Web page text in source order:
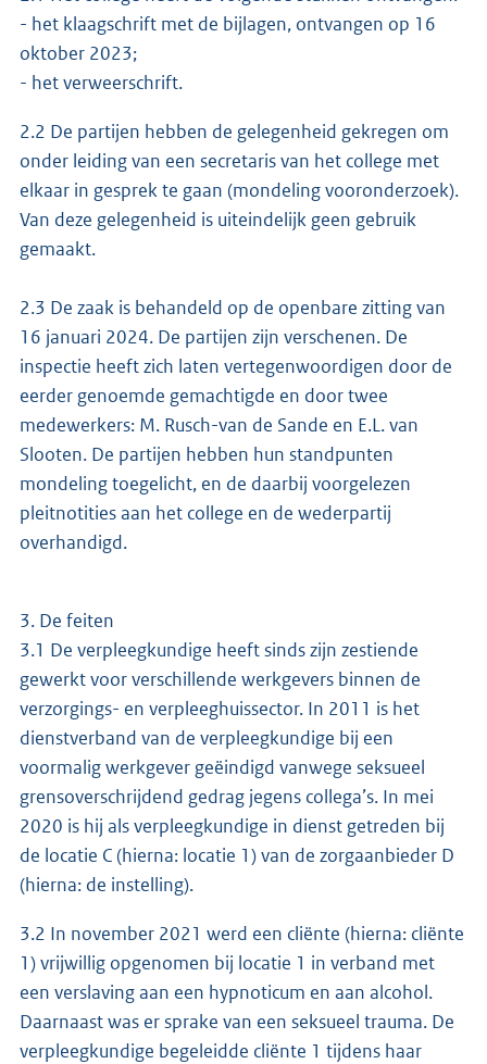
- het klaagschrift met de bijlagen, ontvangen op 16
oktober 2023;
- het verweerschrift.
2.2 De partijen hebben de gelegenheid gekregen om
onder leiding van een secretaris van het college met
elkaar in gesprek te gaan (mondeling vooronderzoek).
Van deze gelegenheid is uiteindelijk geen gebruik
gemaakt.
2.3 De zaak is behandeld op de openbare zitting van
16 januari 2024. De partijen zijn verschenen. De
inspectie heeft zich laten vertegenwoordigen door de
eerder genoemde gemachtigde en door twee
medewerkers: M. Rusch-van de Sande en E.L. van
Slooten. De partijen hebben hun standpunten
mondeling toegelicht, en de daarbij voorgelezen
pleitnotities aan het college en de wederpartij
overhandigd.
3. De feiten
3.1 De verpleegkundige heeft sinds zijn zestiende
gewerkt voor verschillende werkgevers binnen de
verzorgings- en verpleeghuissector. In 2011 is het
dienstverband van de verpleegkundige bij een
voormalig werkgever geëindigd vanwege seksueel
grensoverschrijdend gedrag jegens collega’s. In mei
2020 is hij als verpleegkundige in dienst getreden bij
de locatie C (hierna: locatie 1) van de zorgaanbieder D
(hierna: de instelling).
3.2 In november 2021 werd een cliënte (hierna: cliënte
1) vrijwillig opgenomen bij locatie 1 in verband met
een verslaving aan een hypnoticum en aan alcohol.
Daarnaast was er sprake van een seksueel trauma. De
verpleegkundige begeleidde cliënte 1 tijdens haar